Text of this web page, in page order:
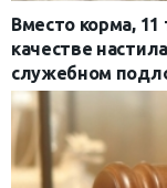
Вместо корма,
качестве
служебном